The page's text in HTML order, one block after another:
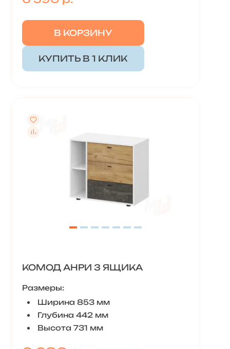
В КОРЗИНУ
КУПИТЬ В 1 КЛИК
КОМОД АНРИ 3 ЯЩИКА
Размеры:
Ширина 853 мм
Глубина 442 мм
Высота 731 мм